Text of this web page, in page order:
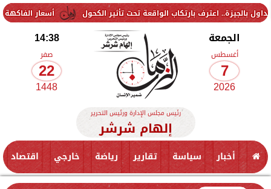
أسعار الفاكهة اليوم الجمعة 7 أغسطس 2026 في الأسواق.. الموز بكام بارتكاب الواقعة تحت تأثير الكحول
الجمعة
أغسطس
7
2026
14:38
صفر
22
1448
رئيس مجلس الإدارة ورئيس التحرير
إلهام شرشر
أخبار سياسة تقارير رياضة خارجي اقتصاد